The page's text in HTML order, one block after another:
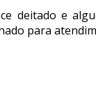
deitado e
para